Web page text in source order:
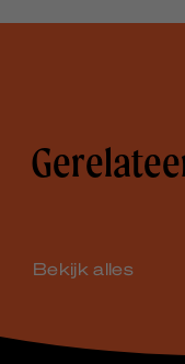
Bekijk alles